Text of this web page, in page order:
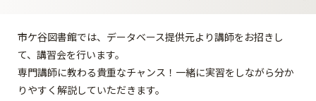
市ケ谷図書館では、データベース提供元より講師をお招きし
て、講習会を行います。
専門講師に教わる貴重なチャンス！一緒に実習をしながら分か
りやすく解説していただきます。